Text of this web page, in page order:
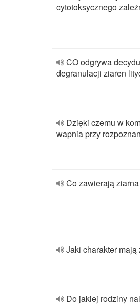
cytotoksycznego
CO odgrywa
degranulacji ziaren
Dzięki czemu w
wapnia przy
Co zawierają
Jaki charakter
Do jakiej rodziny